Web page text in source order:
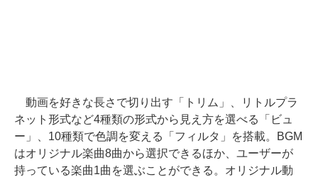
動画を好きな長さで切り出す「トリム」、リトルプラ
ネット形式など4種類の形式から見え方を選べる「ビュ
ー」、10種類で色調を変える「フィルタ」を搭載。BGM
はオリジナル楽曲8曲から選択できるほか、ユーザーが
持っている楽曲1曲を選ぶことができる。オリジナル動